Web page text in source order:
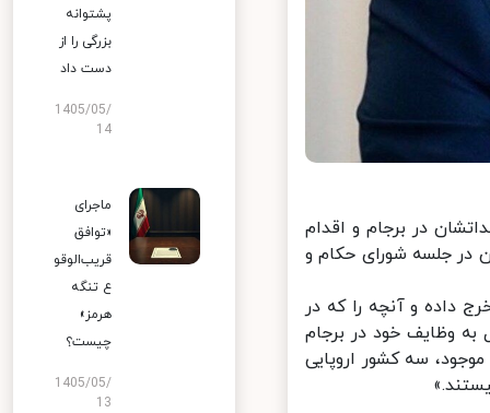
در برجام و اقدام
جلسه شورای حکام و
داده و آنچه را که در
وظایف خود در برجام
سه کشور اروپایی
پشتوانه
بزرگی را از
دست داد
1405/05/
14
ماجرای
«توافق
قریب‌الوقو
ع تنگه
هرمز»
چیست؟
1405/05/
13